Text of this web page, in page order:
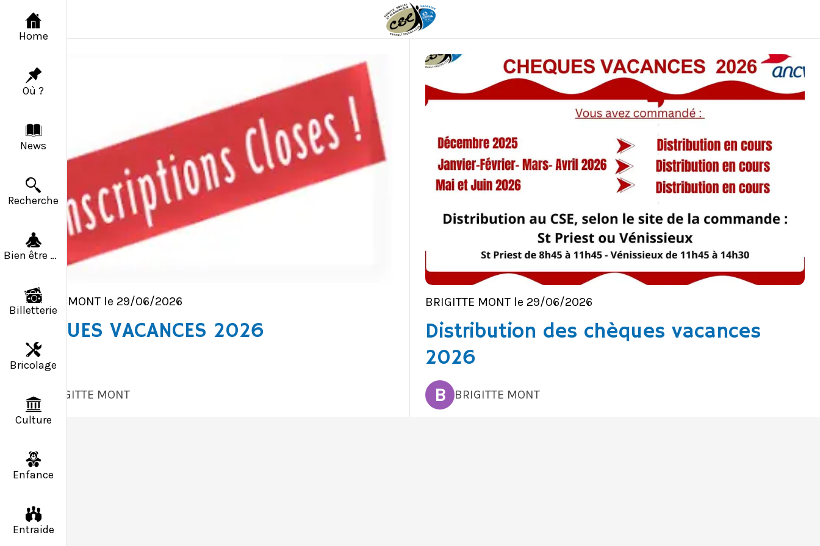
Home
Où ?
News
Recherche
Bien être & Solidarité
Billetterie
Bricolage
Culture
Enfance
Entraide
BRIGITTE MONT le 29/06/2026
CHEQUES VACANCES 2026
B BRIGITTE MONT
BRIGITTE MONT le 29/06/2026
Distribution des chèques vacances
2026
B BRIGITTE MONT